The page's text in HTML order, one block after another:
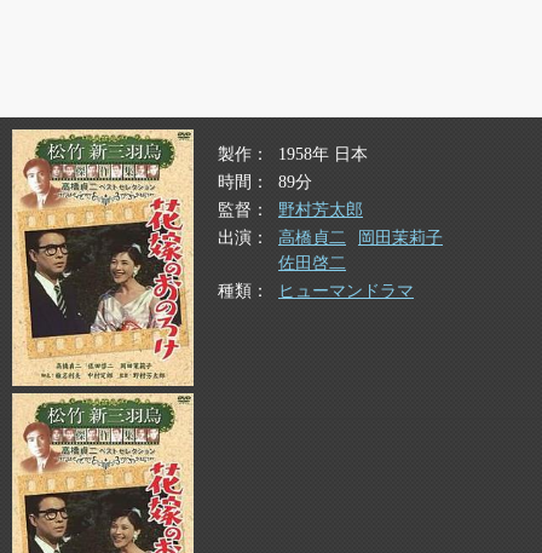
製作
1958年 日本
時間
89分
監督
野村芳太郎
出演
高橋貞二
岡田茉莉子
佐田啓二
種類
ヒューマンドラマ